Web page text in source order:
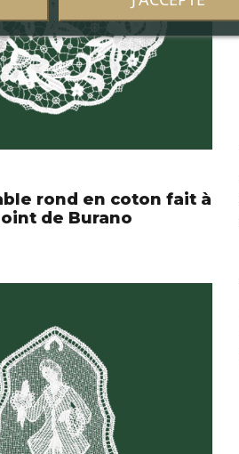
rond en coton fait à
de Burano